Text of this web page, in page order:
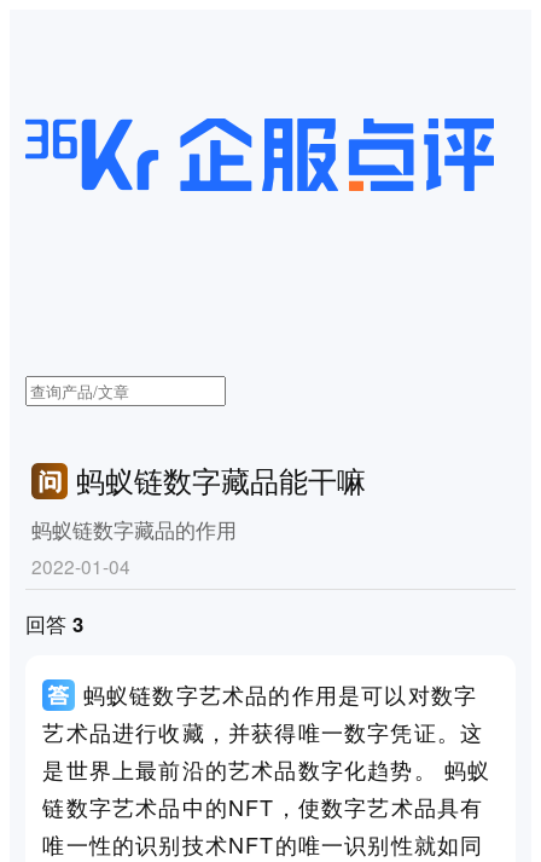
蚂蚁链数字藏品能干嘛
蚂蚁链数字藏品的作用
2022-01-04
回答 3
蚂蚁链数字艺术品的作用是可以对数字
艺术品进行收藏，并获得唯一数字凭证。这
是世界上最前沿的艺术品数字化趋势。 蚂蚁
链数字艺术品中的NFT，使数字艺术品具有
唯一性的识别技术NFT的唯一识别性就如同